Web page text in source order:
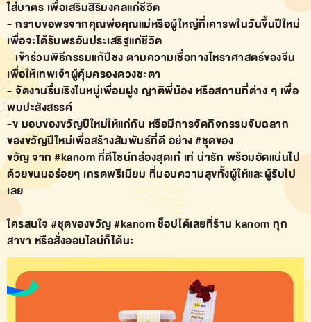
ใส่บาตร เพื่อเสริมสิริมงคลแก่ชีวิต
- กราบขอพรจากคุณพ่อคุณแม่หรือผู้ใหญ่ที่เคารพในวันขึ้นปีใหม่
เพื่อจะได้รับพรอันประเสริฐแก่ชีวิต
- เข้าร่วมพิธีกรรมแก้ปีชง ตามความเชื่อทางโหราศาสตร์ของจีน
เพื่อให้เทพเจ้าผู้คุ้มครองดวงชะตา
- จัดงานรื่นเริงในหมู่เพื่อนฝูง ญาติพี่น้อง หรือสถานที่ต่าง ๆ เพื่อ
พบปะสังสรรค์
-ข มอบของขวัญปีใหม่ให้แก่กัน หรือมีการจัดกิจกรรมจับฉลาก
ของขวัญปีใหม่เพื่อสร้างสัมพันธ์ที่ดี อย่าง#ชุดของ
ขวัญจาก#kanomที่ดีไซน์กล่องสุดเก๋ เท่ น่ารัก พร้อมอัดแน่นไป
ด้วยขนมอร่อยๆ เกรดพรีเมียม ที่มอบความสุขทั้งผู้ให้และผู้รับไป
เลย
ใครสนใจ#ชุดของขวัญ#kanomช็อปได้เลยที่ร้าน kanom ทุก
สาขา หรือสั่งออนไลน์ก็ได้นะ